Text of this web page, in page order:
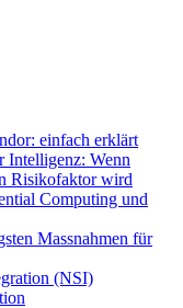
einfach erklärt
Intelligenz: Wenn
Risikofaktor wird
Computing und
Massnahmen für
(NSI)